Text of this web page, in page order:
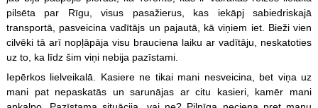
pilsēta par Rīgu, visus pasažierus, kas iekāpj sabiedriskajā
transportā, pasveicina vadītājs un pajautā, kā viņiem iet. Bieži vien
cilvēki tā arī nopļāpāja visu brauciena laiku ar vadītāju, neskatoties
uz to, ka līdz šim viņi nebija pazīstami.
Iepērkos lielveikalā. Kasiere ne tikai mani nesveicina, bet viņa uz
mani pat nepaskatās un sarunājas ar citu kasieri, kamēr mani